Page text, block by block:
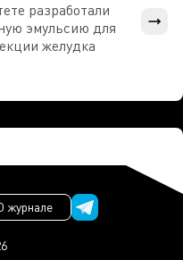
разработали
эмульсию для
желудка
журнале